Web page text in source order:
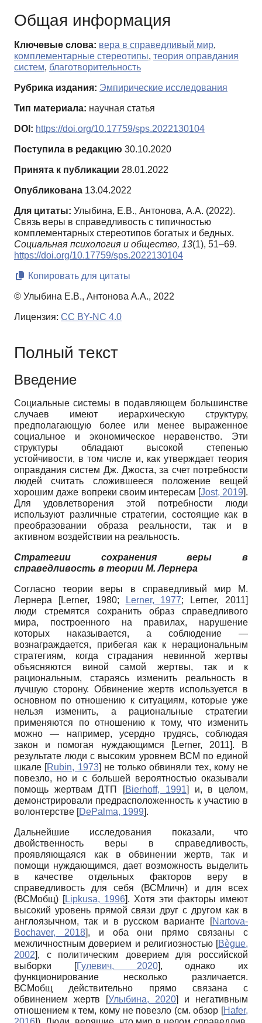
Общая информация
Ключевые слова: вера в справедливый мир,
комплементарные стереотипы, теория оправдания
систем, благотворительность
Рубрика издания: Эмпирические исследования
Тип материала: научная статья
DOI: https://doi.org/10.17759/sps.2022130104
Поступила в редакцию 30.10.2020
Принята к публикации 28.01.2022
Опубликована 13.04.2022
Для цитаты: Улыбина, Е.В., Антонова, А.А. (2022).
Связь веры в справедливость с типичностью
комплементарных стереотипов богатых и бедных.
Социальная психология и общество, 13(1), 51–69.
https://doi.org/10.17759/sps.2022130104
Копировать для цитаты
© Улыбина Е.В., Антонова А.А., 2022
Лицензия: CC BY-NC 4.0
Полный текст
Введение
Социальные системы в подавляющем большинстве
случаев имеют иерархическую структуру,
предполагающую более или менее выраженное
социальное и экономическое неравенство. Эти
структуры обладают высокой степенью
устойчивости, в том числе и, как утверждает теория
оправдания систем Дж. Джоста, за счет потребности
людей считать сложившееся положение вещей
хорошим даже вопреки своим интересам [Jost, 2019].
Для удовлетворения этой потребности люди
используют различные стратегии, состоящие как в
преобразовании образа реальности, так и в
активном воздействии на реальность.
Стратегии сохранения веры
в
справедливость в теории М. Лернера
Согласно теории веры в справедливый мир М.
Лернера
[Lerner, 1980; Lerner, 1977; Lerner, 2011]
люди стремятся сохранить образ справедливого
мира, построенного на правилах, нарушение
которых наказывается, а соблюдение —
вознаграждается, прибегая как к нерациональным
стратегиям, когда страдания невинной жертвы
объясняются виной самой жертвы, так и к
рациональным, стараясь изменить реальность в
лучшую сторону. Обвинение жертв используется в
основном по отношению к ситуациям, которые уже
нельзя изменить, а рациональные стратегии
применяются по отношению к тому, что изменить
можно — например, усердно трудясь, соблюдая
закон и помогая нуждающимся
[Lerner, 2011]. В
результате люди с высоким уровнем ВСМ по единой
шкале [Rubin, 1973] не только обвиняли тех, кому не
повезло, но и с большей вероятностью оказывали
помощь жертвам ДТП
[Bierhoff, 1991]
и, в целом,
демонстрировали предрасположенность к участию в
волонтерстве [DePalma, 1999].
Дальнейшие исследования показали, что
двойственность веры в справедливость,
проявляющаяся как в обвинении жертв, так и
помощи нуждающимся, дает возможность выделить
в качестве отдельных факторов веру в
справедливость для себя (ВСМличн) и для всех
(ВСМобщ) [Lipkusa, 1996]. Хотя эти факторы имеют
высокий уровень прямой связи друг с другом как в
англоязычном, так и в русском варианте
[Nartova-
Bochaver, 2018], и оба они прямо связаны с
межличностным доверием и религиозностью [Bègue,
2002], с политическим доверием для российской
выборки
[Гулевич, 2020], однако их
функционирование несколько различается.
ВСМобщ действительно прямо связана с
обвинением жертв
[Улыбина, 2020]
и негативным
отношением к тем, кому не повезло (см. обзор [Hafer,